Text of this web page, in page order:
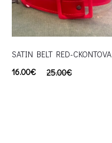
SATIN BELT RED-CKONTOVA
25.00€
16.00€